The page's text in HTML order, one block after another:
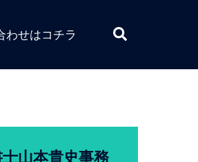
わせはコチラ
検
索
山本貴史事務